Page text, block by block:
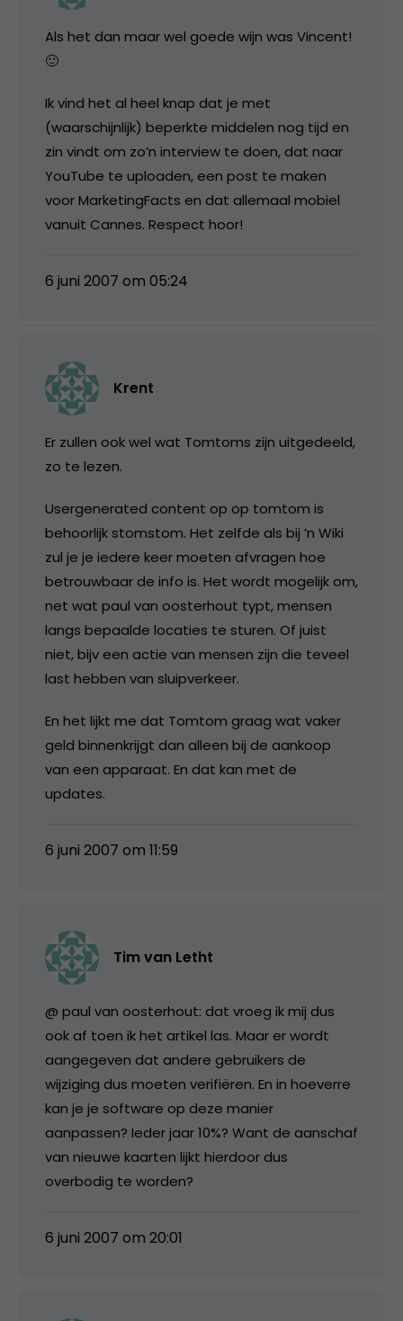
Als het dan maar wel goede wijn was Vincent!
🙂
Ik vind het al heel knap dat je met
(waarschijnlijk) beperkte middelen nog tijd en
zin vindt om zo’n interview te doen, dat naar
YouTube te uploaden, een post te maken
voor MarketingFacts en dat allemaal mobiel
vanuit Cannes. Respect hoor!
6 juni 2007 om 05:24
Krent
Er zullen ook wel wat Tomtoms zijn uitgedeeld,
zo te lezen.
Usergenerated content op op tomtom is
behoorlijk stomstom. Het zelfde als bij ’n Wiki
zul je je iedere keer moeten afvragen hoe
betrouwbaar de info is. Het wordt mogelijk om,
net wat paul van oosterhout typt, mensen
langs bepaalde locaties te sturen. Of juist
niet, bijv een actie van mensen zijn die teveel
last hebben van sluipverkeer.
En het lijkt me dat Tomtom graag wat vaker
geld binnenkrijgt dan alleen bij de aankoop
van een apparaat. En dat kan met de
updates.
6 juni 2007 om 11:59
Tim van Letht
@ paul van oosterhout: dat vroeg ik mij dus
ook af toen ik het artikel las. Maar er wordt
aangegeven dat andere gebruikers de
wijziging dus moeten verifiëren. En in hoeverre
kan je je software op deze manier
aanpassen? Ieder jaar 10%? Want de aanschaf
van nieuwe kaarten lijkt hierdoor dus
overbodig te worden?
6 juni 2007 om 20:01